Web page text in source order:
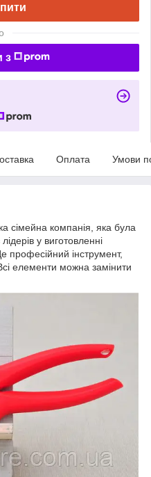
з
Оплата Умови
сімейна компанія, яка була
у виготовленні
професійний інструмент,
елементи можна замінити